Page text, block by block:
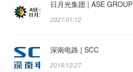
日月光集团 | ASE GROUP
2021/01/12
深南电路 | SCC
2018/12/27